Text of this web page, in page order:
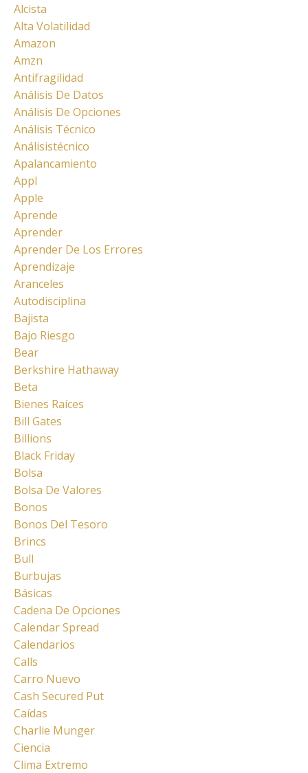
Alcista
Alta Volatilidad
Amazon
Amzn
Antifragilidad
Análisis De Datos
Análisis De Opciones
Análisis Técnico
Análisistécnico
Apalancamiento
Appl
Apple
Aprende
Aprender
Aprender De Los Errores
Aprendizaje
Aranceles
Autodisciplina
Bajista
Bajo Riesgo
Bear
Berkshire Hathaway
Beta
Bienes Raíces
Bill Gates
Billions
Black Friday
Bolsa
Bolsa De Valores
Bonos
Bonos Del Tesoro
Brincs
Bull
Burbujas
Básicas
Cadena De Opciones
Calendar Spread
Calendarios
Calls
Carro Nuevo
Cash Secured Put
Caídas
Charlie Munger
Ciencia
Clima Extremo